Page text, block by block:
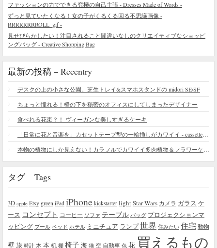
ファッションの力でできる究極の自己主張 - Dresses Made of Words -
ずっと見ていたくなる！女の子がくるくる回る不思議画像 -
RRRRRRRROLL_gif -
見せびらかしたい！注目されること間違いなしのクリエイティブなショッピ
ングバッグ - Creative Shopping Bag
最新の投稿 – Recentry
デスクの上の小さな公園。芝生トレイ&スマホスタンドの midori SE/SF
ちょっと憧れる！橋の下を秘密のオフィスにしてしまったデザイナー
食べれる花束？！ ヴィーガンな美しすぎるケーキ
「日常に花と音楽を」カセットテープ型の一輪挿しがカワイイ - cassette vase
本物の植物にしか見えない！カラフルでカワイイ多肉植物＆フラワーケーキ
タグ – Tags
3D apple Etsy green iPad iPhone kickstarter lightStar Wars カメラ ガラス ケ
ース コンセプト コーヒー ソファ テーブル バッグ プロジェクションマ
ッピング プール ベッド ホテル ミニチュア ランプ世界 住みたい 住宅 動物
壁旅 時計 木本机 棚 椅子海 猫 空 自動車 色 花 買えるもの